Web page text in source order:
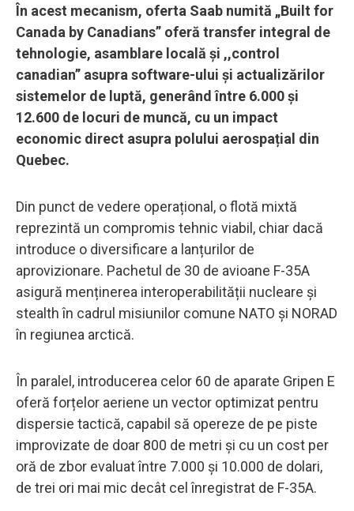
În acest mecanism, oferta Saab numită „Built for
Canada by Canadians” oferă transfer integral de
tehnologie, asamblare locală și ,,control
canadian’’ asupra software-ului și actualizărilor
sistemelor de luptă, generând între 6.000 și
12.600 de locuri de muncă, cu un impact
economic direct asupra polului aerospațial din
Quebec.
Din punct de vedere operațional, o flotă mixtă
reprezintă un compromis tehnic viabil, chiar dacă
introduce o diversificare a lanțurilor de
aprovizionare. Pachetul de 30 de avioane F-35A
asigură menținerea interoperabilității nucleare și
stealth în cadrul misiunilor comune NATO și NORAD
în regiunea arctică.
În paralel, introducerea celor 60 de aparate Gripen E
oferă forțelor aeriene un vector optimizat pentru
dispersie tactică, capabil să opereze de pe piste
improvizate de doar 800 de metri și cu un cost per
oră de zbor evaluat între 7.000 și 10.000 de dolari,
de trei ori mai mic decât cel înregistrat de F-35A.